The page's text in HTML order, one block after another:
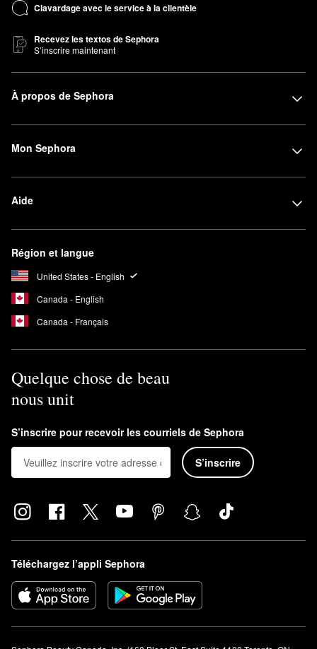
Clavardage avec le service à la clientèle
Recevez les textos de Sephora
S’inscrire maintenant
À propos de Sephora
Mon Sephora
Aide
Région et langue
United States - English
Canada - English
Canada - Français
Quelque chose de beau
nous unit
S’inscrire pour recevoir les courriels de Sephora
S’inscrire
Téléchargez l’appli Sephora